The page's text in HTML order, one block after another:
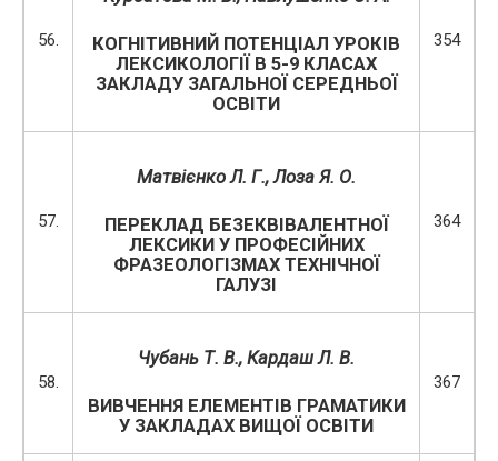
56.
КОГНІТИВНИЙ ПОТЕНЦІАЛ УРОКІВ
ЛЕКСИКОЛОГІЇ В 5-9 КЛАСАХ
ЗАКЛАДУ ЗАГАЛЬНОЇ СЕРЕДНЬОЇ
ОСВІТИ
354
57.
Матвієнко Л. Г., Лоза Я. О.
ПЕРЕКЛАД БЕЗЕКВІВАЛЕНТНОЇ
ЛЕКСИКИ У ПРОФЕСІЙНИХ
ФРАЗЕОЛОГІЗМАХ ТЕХНІЧНОЇ
ГАЛУЗІ
364
58.
Чубань Т. В., Кардаш Л. В.
ВИВЧЕННЯ ЕЛЕМЕНТІВ ГРАМАТИКИ
У ЗАКЛАДАХ ВИЩОЇ ОСВІТИ
367